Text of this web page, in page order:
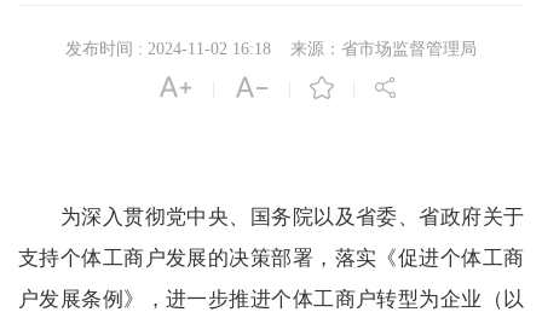
发布时间 : 2024-11-02 16:18 来源：省市场监督管理局
   
为深入贯彻党中央、国务院以及省委、省政府关于
支持个体工商户发展的决策部署，落实《促进个体工商
户发展条例》，进一步推进个体工商户转型为企业（以